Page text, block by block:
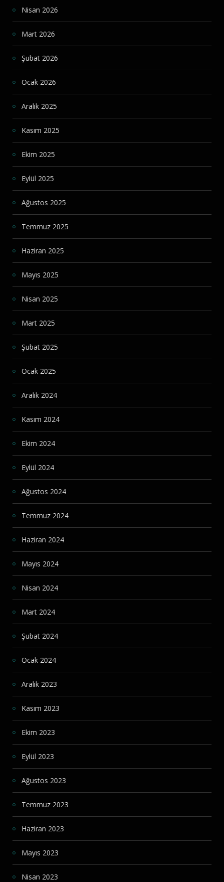
Nisan 2026
Mart 2026
Şubat 2026
Ocak 2026
Aralık 2025
Kasım 2025
Ekim 2025
Eylül 2025
Ağustos 2025
Temmuz 2025
Haziran 2025
Mayıs 2025
Nisan 2025
Mart 2025
Şubat 2025
Ocak 2025
Aralık 2024
Kasım 2024
Ekim 2024
Eylül 2024
Ağustos 2024
Temmuz 2024
Haziran 2024
Mayıs 2024
Nisan 2024
Mart 2024
Şubat 2024
Ocak 2024
Aralık 2023
Kasım 2023
Ekim 2023
Eylül 2023
Ağustos 2023
Temmuz 2023
Haziran 2023
Mayıs 2023
Nisan 2023